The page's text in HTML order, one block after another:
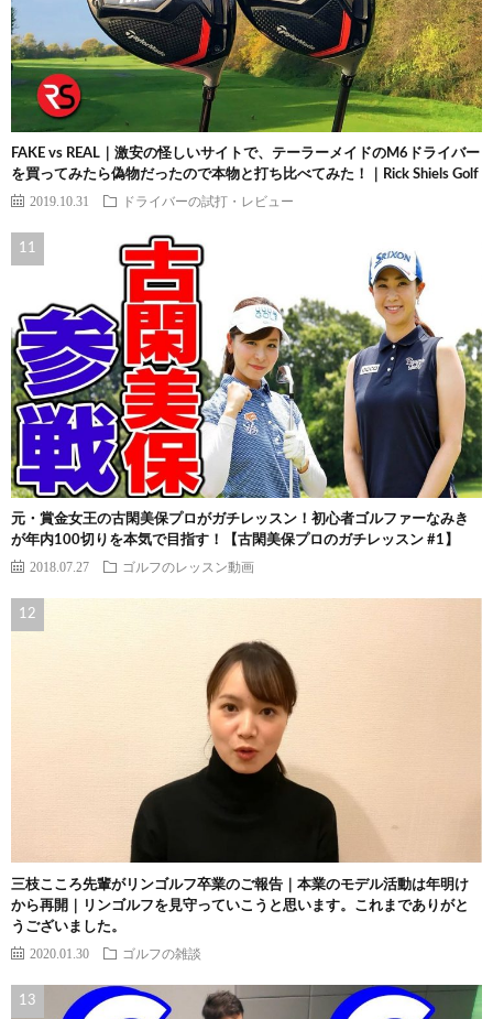
FAKE vs REAL｜激安の怪しいサイトで、テーラーメイドのM6ドライバー
を買ってみたら偽物だったので本物と打ち比べてみた！｜Rick Shiels Golf
2019.10.31 ドライバーの試打・レビュー
元・賞金女王の古閑美保プロがガチレッスン！初心者ゴルファーなみき
が年内100切りを本気で目指す！【古閑美保プロのガチレッスン #1】
2018.07.27 ゴルフのレッスン動画
三枝こころ先輩がリンゴルフ卒業のご報告｜本業のモデル活動は年明け
から再開｜リンゴルフを見守っていこうと思います。これまでありがと
うございました。
2020.01.30 ゴルフの雑談